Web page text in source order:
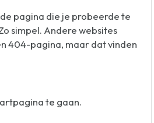
pagina die je probeerde te
simpel. Andere websites
404-pagina, maar dat vinden
te gaan.